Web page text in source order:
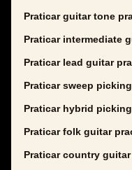
Praticar guitar tone
Praticar intermediate
Praticar lead guitar
Praticar sweep
Praticar hybrid
Praticar folk guitar
Praticar country